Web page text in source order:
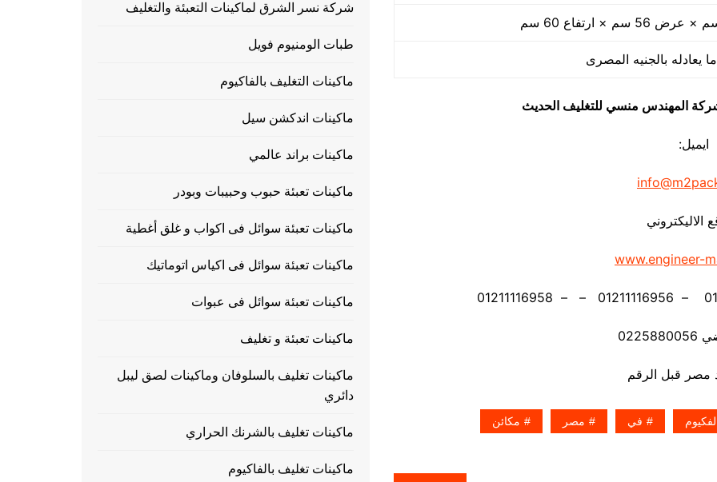
يعادله بالجنيه المصرى
شركة المهندس منسي للتغليف الحديث
ايميل:
الاليكتروني
www.engineer-
في مصر مكائن
شركة نسر الشرق لماكينات التعبئة والتغليف
طبات الومنيوم فويل
ماكينات التغليف بالفاكيوم
ماكينات اندكشن سيل
ماكينات براند عالمي
ماكينات تعبئة حبوب وحبيبات وبودر
ماكينات تعبئة سوائل فى اكواب و غلق أغطية
ماكينات تعبئة سوائل فى اكياس اتوماتيك
ماكينات تعبئة سوائل فى عبوات
ماكينات تعبئة و تغليف
ماكينات تغليف بالسلوفان وماكينات لصق ليبل
دائري
ماكينات تغليف بالشرنك الحراري
ماكينات تغليف بالفاكيوم